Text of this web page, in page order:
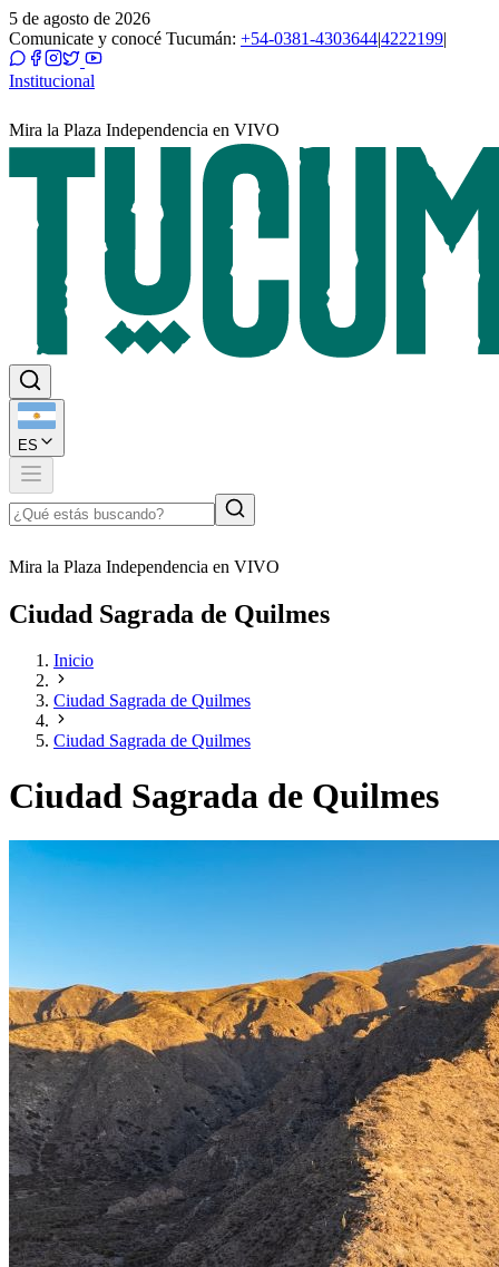
5 de agosto de 2026
Comunicate y conocé Tucumán: +54-0381-4303644|4222199|
Institucional
Mira la Plaza Independencia en VIVO
ES
Mira la Plaza Independencia en VIVO
Ciudad Sagrada de Quilmes
Inicio
Ciudad Sagrada de Quilmes
Ciudad Sagrada de Quilmes
Ciudad Sagrada de Quilmes